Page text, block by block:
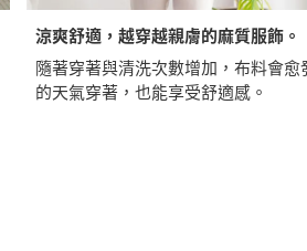
涼爽舒適，越穿越親膚的麻質服飾。
隨著穿著與清洗次數增加，布料會
的天氣穿著，也能享受舒適感。